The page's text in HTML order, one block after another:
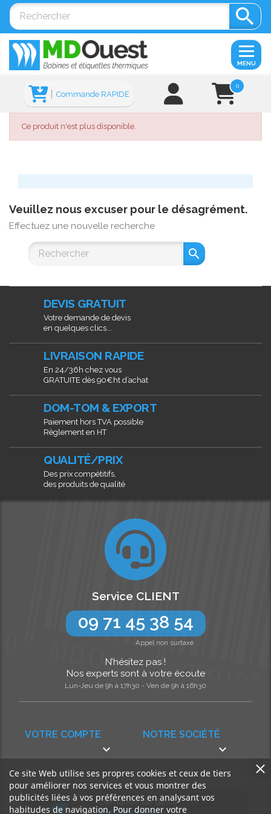

0
Commande RAPIDE
MENU
Ce produit n'est plus disponible.
Veuillez nous excuser pour le désagrément.
Effectuez une nouvelle recherche

DEVIS GRATUIT
Votre demande de devis
en quelques clics...
LIVRAISON RAPIDE
En 24/36h chez vous
GRATUITE dès 90€ht d’achat
DOM-TOM & EXPORT
Paiement hors TVA possible
Règlement en HT
QUALITÉ/PRIX
Des prix compétitifs,
des produits de qualité
NOTRE SOCIÉTÉ

VOTRE COMPTE

Service CLIENT
09 71 45 38 54
Appel non surtaxé
N’hésitez pas !
Nos experts sont à votre écoute
Lun-Jeu de 9h à 17h30 - Ven de 9h à 16h30
Demande de devis
Ce site Web utilise ses propres cookies et ceux de tiers
pour améliorer nos services et vous montrer des
publicités liées à vos préférences en analysant vos
habitudes de navigation. Pour donner votre